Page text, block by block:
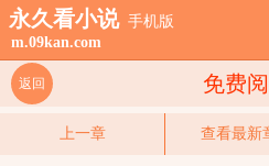
永久看小说 手机版
m.09kan.com
免费
返回
上一章 查看最新